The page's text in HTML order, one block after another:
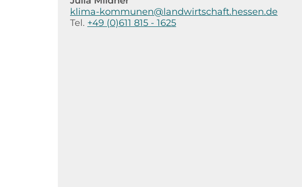
klima-kommunen@landwirtschaft.hessen.de
Tel. +49 (0)611 815 - 1625